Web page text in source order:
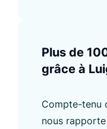
Plus de
grâce à
Compte-tenu
nous